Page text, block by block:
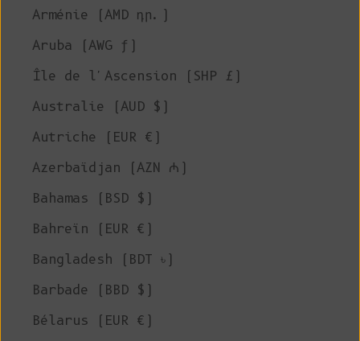
Arménie (AMD դր.)
Aruba (AWG ƒ)
Île de l'Ascension (SHP £)
Australie (AUD $)
Autriche (EUR €)
Azerbaïdjan (AZN ₼)
Bahamas (BSD $)
Bahreïn (EUR €)
Bangladesh (BDT ৳)
Barbade (BBD $)
Bélarus (EUR €)